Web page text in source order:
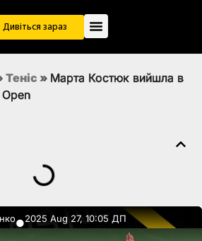
Дивіться зараз
Теніс » Марта Костюк вийшла в
●2025 Aug 27, 10:05 ДП